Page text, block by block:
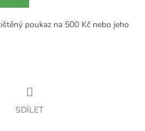
poukaz na 500 Kč nebo jeho
SDÍLET